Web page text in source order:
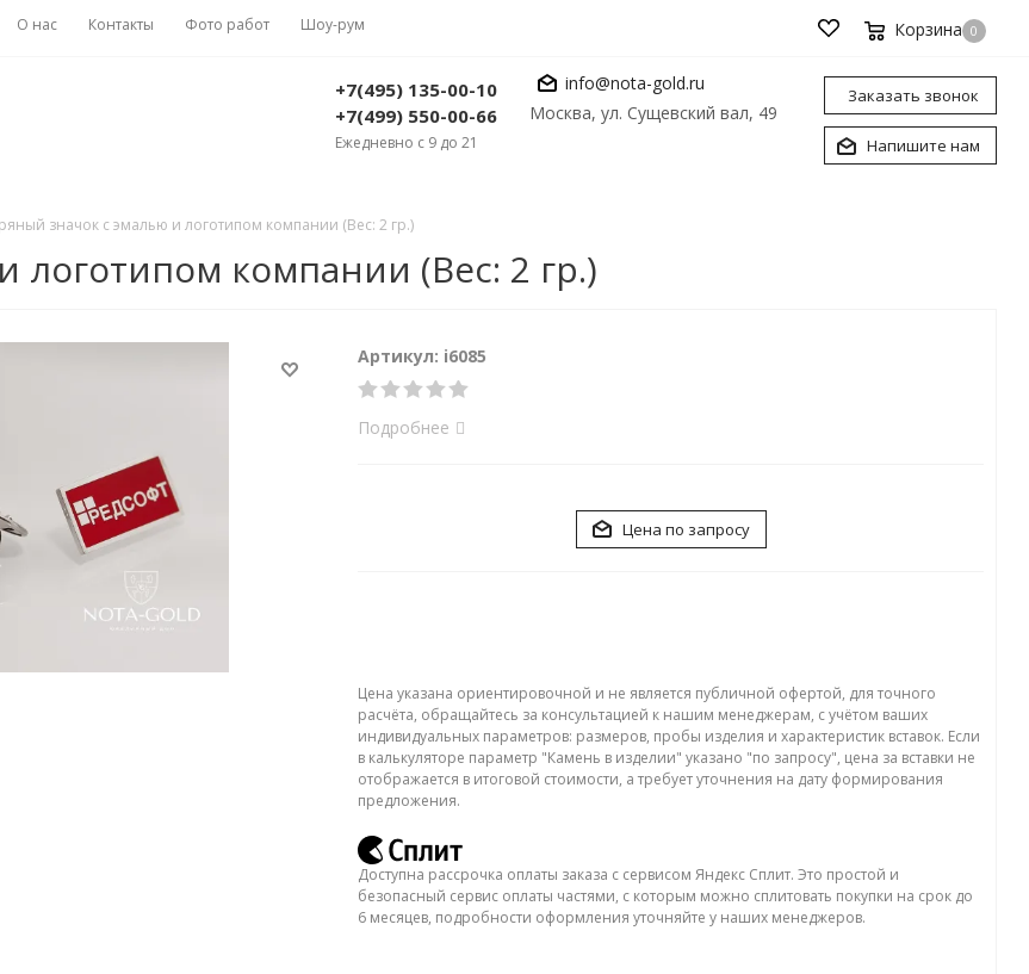
О нас Контакты Фото работ Шоу-рум Корзина 0
+7(495) 135-00-10
+7(499) 550-00-66
Ежедневно с 9 до 21
info@nota-gold.ru
Москва, ул. Сущевский вал, 49
Заказать звонок
Напишите нам
значок с эмалью и логотипом компании (Вес: 2 гр.)
компании (Вес: 2 гр.)
Артикул: i6085
Подробнее
Цена по запросу
Цена указана ориентировочной и не является публичной офертой, для точного
расчёта, обращайтесь за консультацией к нашим менеджерам, с учётом ваших
индивидуальных параметров: размеров, пробы изделия и характеристик вставок. Если
в калькуляторе параметр "Камень в изделии" указано "по запросу", цена за вставки не
отображается в итоговой стоимости, а требует уточнения на дату формирования
предложения.
Доступна рассрочка оплаты заказа с сервисом Яндекс Сплит. Это простой и
безопасный сервис оплаты частями, с которым можно сплитовать покупки на срок до
6 месяцев, подробности оформления уточняйте у наших менеджеров.